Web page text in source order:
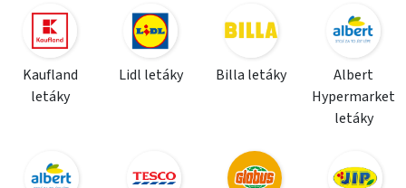
Kaufland
letáky
Lidl letáky Billa letáky
Albert
Hypermarket
letáky